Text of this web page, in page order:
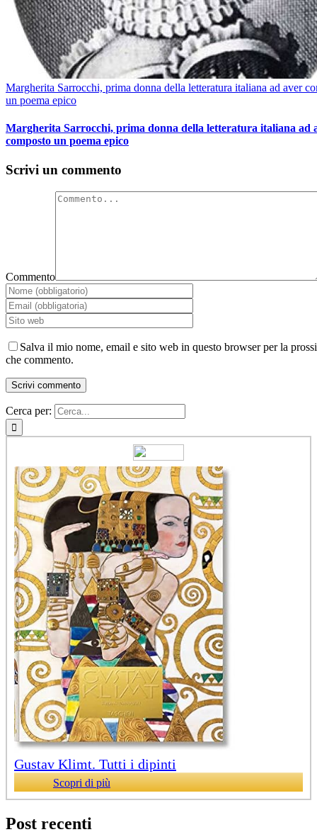
Margherita Sarrocchi, prima donna della letteratura italiana ad aver
un poema epico
Margherita Sarrocchi, prima donna della letteratura italiana ad
composto un poema epico
Scrivi un commento
Commento
Salva il mio nome, email e sito web in questo browser per la
che commento.
Cerca per:
Gustav Klimt. Tutti i dipinti
Scopri di più
Post recenti